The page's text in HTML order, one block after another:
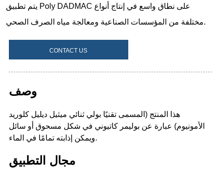
CONTACT US